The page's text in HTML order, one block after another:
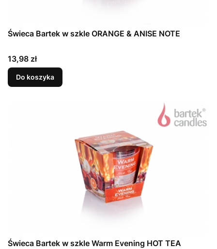
Świeca Bartek w szkle ORANGE & ANISE NOTE
Cena
13,98 zł
Do koszyka
Świeca Bartek w szkle Warm Evening HOT TEA